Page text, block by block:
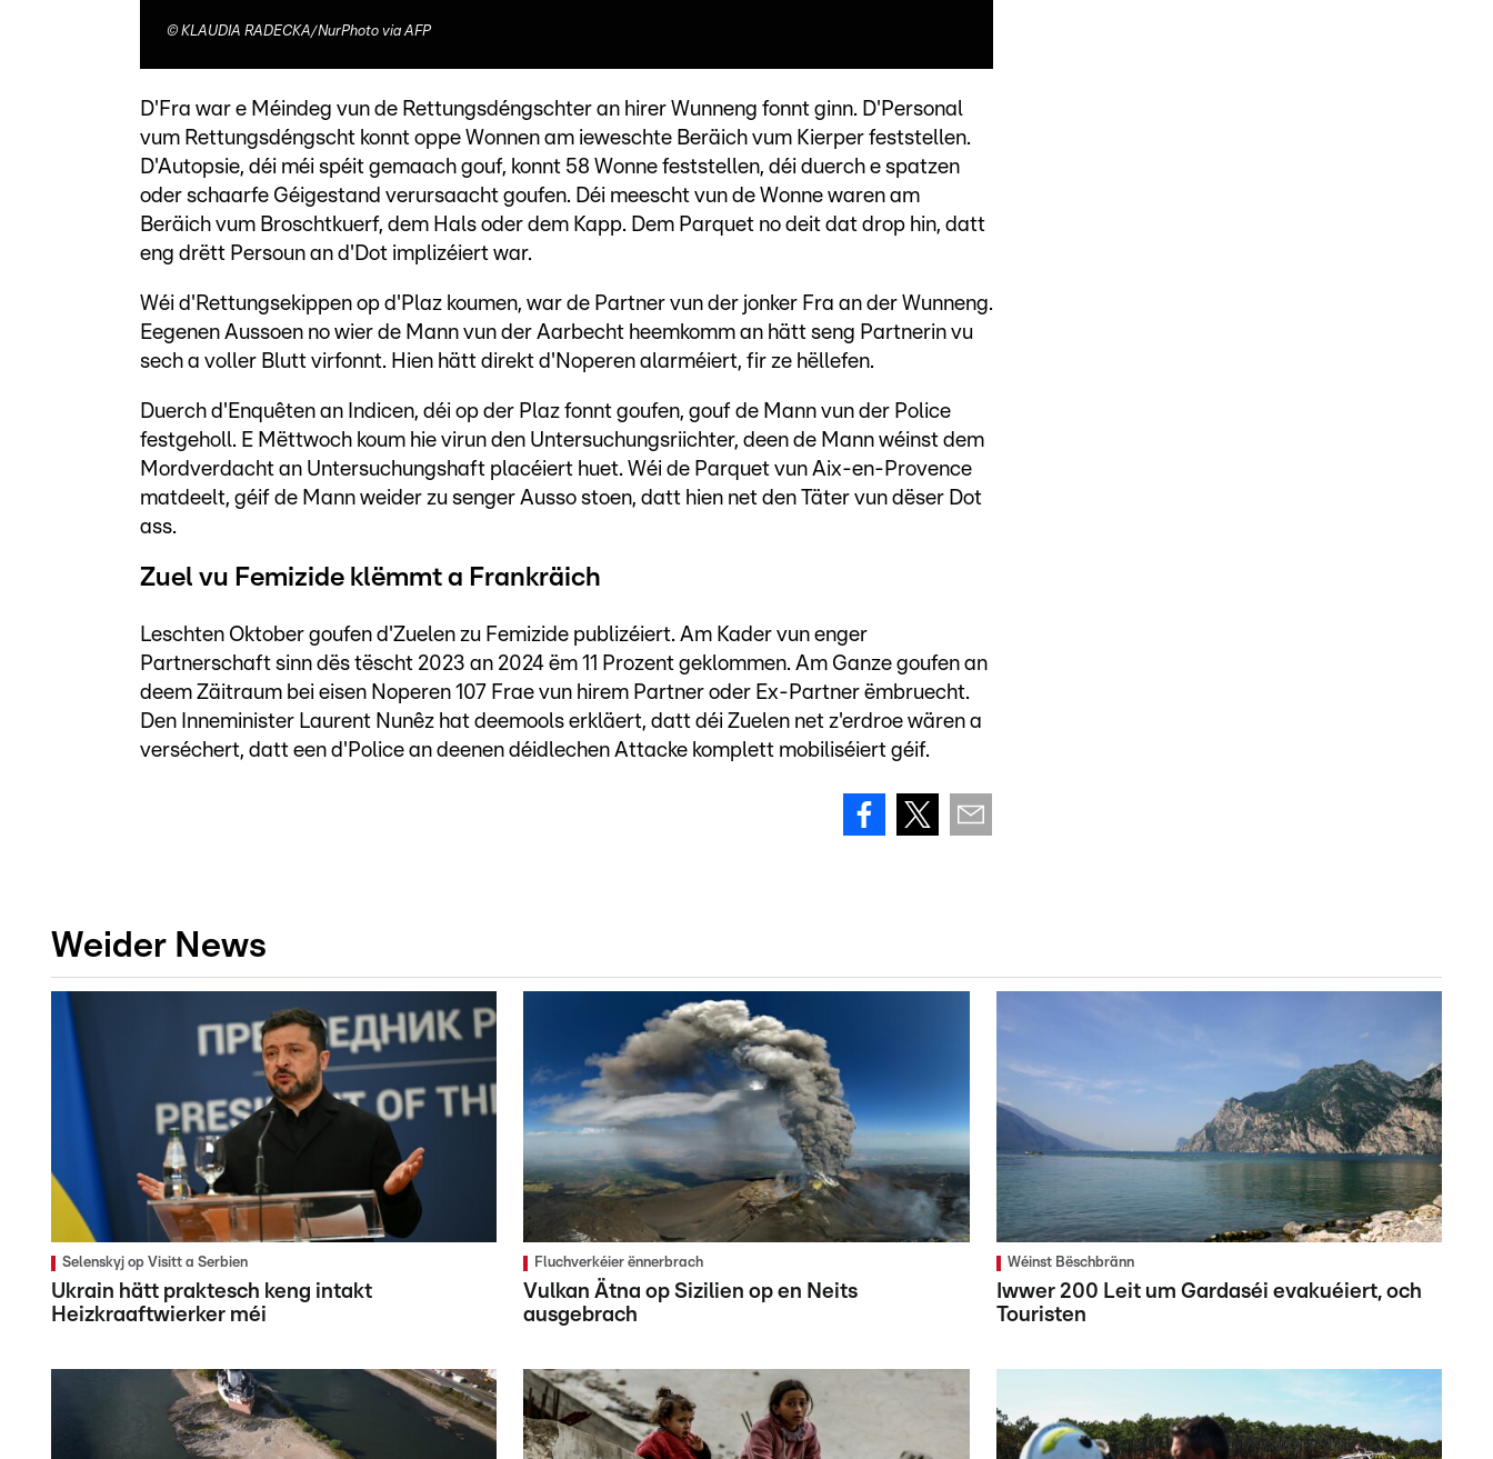
© KLAUDIA RADECKA/NurPhoto via AFP
D'Fra war e Méindeg vun de Rettungsdéngschter an hirer Wunneng fonnt ginn. D'Personal
vum Rettungsdéngscht konnt oppe Wonnen am ieweschte Beräich vum Kierper feststellen.
D'Autopsie, déi méi spéit gemaach gouf, konnt 58 Wonne feststellen, déi duerch e spatzen
oder schaarfe Géigestand verursaacht goufen. Déi meescht vun de Wonne waren am
Beräich vum Broschtkuerf, dem Hals oder dem Kapp. Dem Parquet no deit dat drop hin, datt
eng drëtt Persoun an d'Dot implizéiert war.
Wéi d'Rettungsekippen op d'Plaz koumen, war de Partner vun der jonker Fra an der Wunneng.
Eegenen Aussoen no wier de Mann vun der Aarbecht heemkomm an hätt seng Partnerin vu
sech a voller Blutt virfonnt. Hien hätt direkt d'Noperen alarméiert, fir ze hëllefen.
Duerch d'Enquêten an Indicen, déi op der Plaz fonnt goufen, gouf de Mann vun der Police
festgeholl. E Mëttwoch koum hie virun den Untersuchungsriichter, deen de Mann wéinst dem
Mordverdacht an Untersuchungshaft placéiert huet. Wéi de Parquet vun Aix-en-Provence
matdeelt, géif de Mann weider zu senger Ausso stoen, datt hien net den Täter vun dëser Dot
ass.
Zuel vu Femizide klëmmt a Frankräich
Leschten Oktober goufen d'Zuelen zu Femizide publizéiert. Am Kader vun enger
Partnerschaft sinn dës tëscht 2023 an 2024 ëm 11 Prozent geklommen. Am Ganze goufen an
deem Zäitraum bei eisen Noperen 107 Frae vun hirem Partner oder Ex-Partner ëmbruecht.
Den Inneminister Laurent Nunêz hat deemools erkläert, datt déi Zuelen net z'erdroe wären a
verséchert, datt een d'Police an deenen déidlechen Attacke komplett mobiliséiert géif.
Weider News
Selenskyj op Visitt a Serbien
Ukrain hätt praktesch keng intakt
Heizkraaftwierker méi
Fluchverkéier ënnerbrach
Vulkan Ätna op Sizilien op en Neits
ausgebrach
Wéinst Bëschbränn
Iwwer 200 Leit um Gardaséi evakuéiert, och
Touristen